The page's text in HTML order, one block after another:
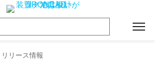
リースのおしらせ
リース情報